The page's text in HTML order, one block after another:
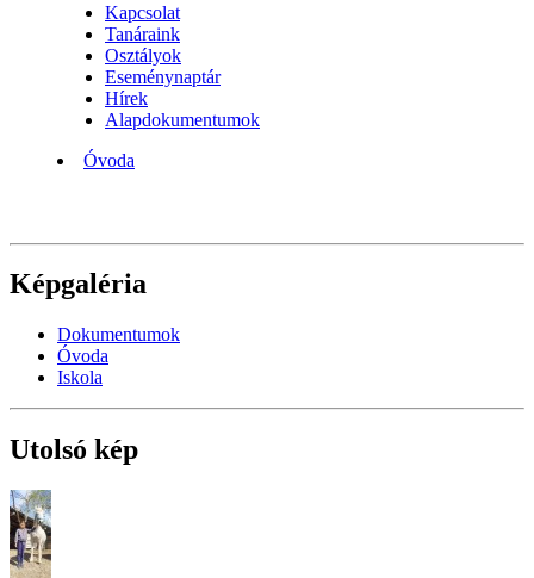
Kapcsolat
Tanáraink
Osztályok
Eseménynaptár
Hírek
Alapdokumentumok
Óvoda
Képgaléria
Dokumentumok
Óvoda
Iskola
Utolsó kép